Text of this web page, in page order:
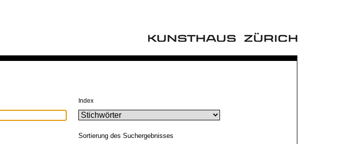
Index
Sortierung des Suchergebnisses